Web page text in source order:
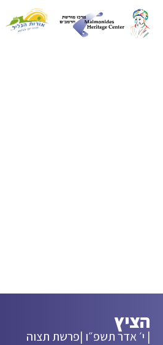
הציץ
| י׳ אדר תשפ״ו |פרשת תצוה